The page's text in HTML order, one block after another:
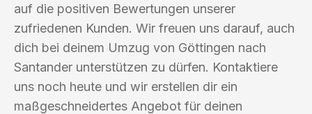
auf die positiven Bewertungen unserer
zufriedenen Kunden. Wir freuen uns darauf, auch
dich bei deinem Umzug von Göttingen nach
Santander unterstützen zu dürfen. Kontaktiere
uns noch heute und wir erstellen dir ein
maßgeschneidertes Angebot für deinen